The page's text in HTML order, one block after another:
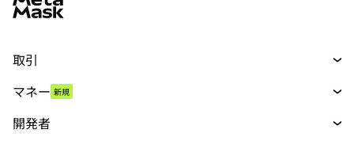
取引
パーペチュアル
マネー 新規
開発者